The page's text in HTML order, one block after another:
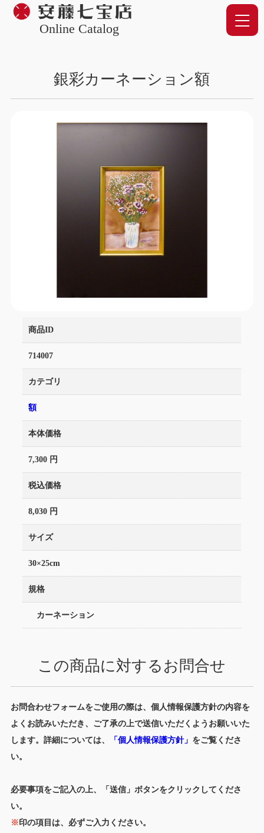
Online Catalog
銀彩カーネーション額
商品ID
714007
カテゴリ
額
本体価格
7,300 円
税込価格
8,030 円
サイズ
30×25cm
規格
カーネーション
この商品に対するお問合せ
お問合わせフォームをご使用の際は、個人情報保護方針の内容を
よくお読みいただき、ご了承の上で送信いただくようお願いいた
します。詳細については、
「個人情報保護方針」 をご覧くださ
い。
必要事項をご記入の上、「送信」ボタンをクリックしてくださ
い。
※印の項目は、必ずご入力ください。